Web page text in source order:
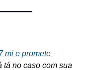
mi e promete
tá no caso com sua